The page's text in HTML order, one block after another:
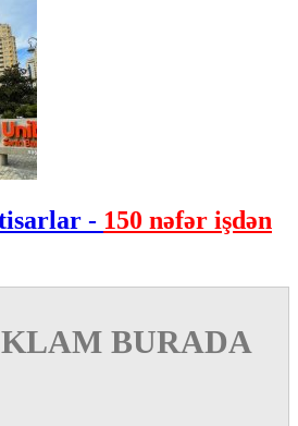
- 150 nəfər işdən
BURADA